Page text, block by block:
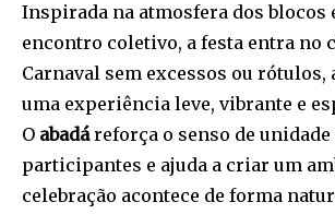
Inspirada na atmosfera dos blocos
encontro coletivo, a festa entra no
Carnaval sem excessos ou rótulos,
uma experiência leve, vibrante e
O abadáreforça o senso de unidade
participantes e ajuda a criar um
celebração acontece de forma